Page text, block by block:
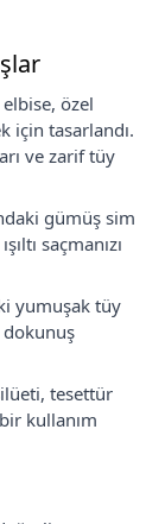
özel
için tasarlandı.
ve zarif tüy
gümüş sim
saçmanızı
yumuşak tüy
dokunuş
tesettür
kullanım